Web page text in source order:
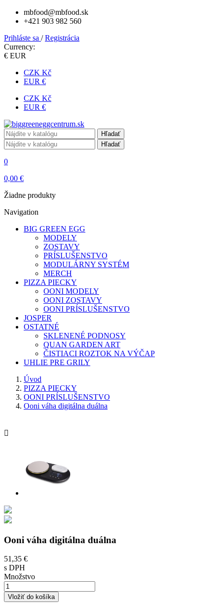
mbfood@mbfood.sk
+421 903 982 560
Prihláste sa /Registrácia
Currency:
€ EUR
CZK Kč
EUR €
CZK Kč
EUR €
Hľadať
Hľadať
0
0,00 €
Žiadne produkty
Navigation
BIG GREEN EGG
MODELY
ZOSTAVY
PRÍSLUŠENSTVO
MODULÁRNY SYSTÉM
MERCH
PIZZA PIECKY
OONI MODELY
OONI ZOSTAVY
OONI PRÍSLUŠENSTVO
JOSPER
OSTATNÉ
SKLENENÉ PODNOSY
QUAN GARDEN ART
ČISTIACI ROZTOK NA VÝČAP
UHLIE PRE GRILY
Úvod
PIZZA PIECKY
OONI PRÍSLUŠENSTVO
Ooni váha digitálna duálna

Ooni váha digitálna duálna
51,35 €
s DPH
Množstvo
Vložiť do košíka